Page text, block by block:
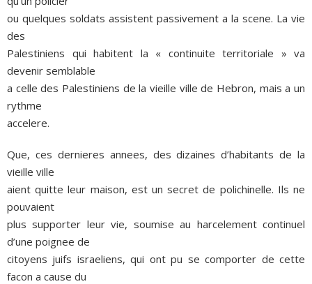
ou quelques soldats assistent passivement a la scene. La vie
des
Palestiniens qui habitent la « continuite territoriale » va
devenir semblable
a celle des Palestiniens de la vieille ville de Hebron, mais a un
rythme
accelere.
Que, ces dernieres annees, des dizaines d’habitants de la
vieille ville
aient quitte leur maison, est un secret de polichinelle. Ils ne
pouvaient
plus supporter leur vie, soumise au harcelement continuel
d’une poignee de
citoyens juifs israeliens, qui ont pu se comporter de cette
facon a cause du